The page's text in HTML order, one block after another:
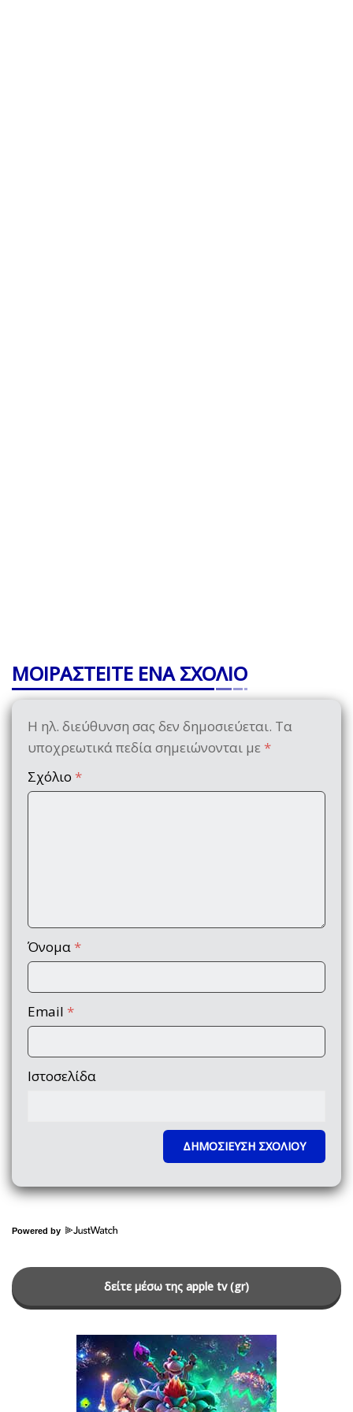
ΜΟΙΡΑΣΤΕΙΤΕ ΕΝΑ ΣΧΟΛΙΟ
Η ηλ. διεύθυνση σας δεν δημοσιεύεται. Τα
υποχρεωτικά πεδία σημειώνονται με *
Σχόλιο *
Όνομα *
Email *
Ιστοσελίδα
Powered by
δείτε μέσω της apple tv (gr)